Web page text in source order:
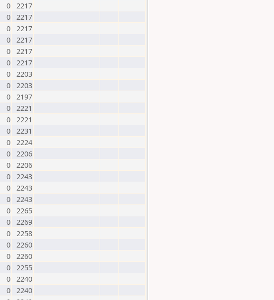
0 2217
0 2217
0 2217
0 2217
0 2217
0 2217
0 2203
0 2203
0 2197
0 2221
0 2221
0 2231
0 2224
0 2206
0 2206
0 2243
0 2243
0 2243
0 2265
0 2269
0 2258
0 2260
0 2260
0 2255
0 2240
0 2240